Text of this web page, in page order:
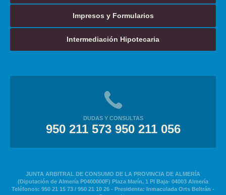
Impresos y Formularios
Intermediación Hipotecaria
DUDAS Y CONSULTAS
950 211 573 950 211 056
JUNTA ARBITRAL DE CONSUMO DE LA PROVINCIA DE ALMERÍA
(Diputación de Almería P0400000F) Plaza Marín, 1 Pl Baja- 04003 Almería
Teléfonos: 950 21 15 73 / 950 21 10 26 - Presidenta: Inmaculada Orts Beltrán -